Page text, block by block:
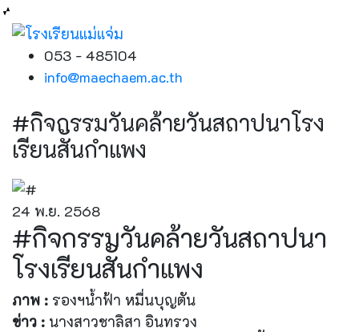
053 - 485104
info@maechaem.ac.th
#กิจกรรมวันคล้ายวันสถาปนาโรง
เรียนสัันกำแพง
24 พ.ย. 2568
#กิจกรรมวันคล้ายวันสถาปนา
โรงเรียนสัันกำแพง
ภาพ : รองฯน้ำฟ้า หมื่นบุญตัน
ข่าว : นางสาวชาลิสา อินทรวง